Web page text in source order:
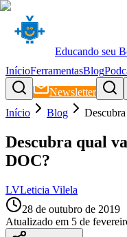
Educando seu
InícioFerramentasBlog
Newsletter
Início
Blog
Descubra qual
DOC?
LVLeticia Vilela
28 de outubro de 2019
Atualizado em 5 de